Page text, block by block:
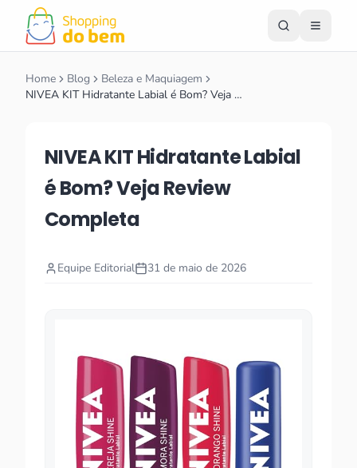
Home Blog
Beleza e Maquiagem
NIVEA KIT Hidratante Labial é Bom? Veja …
NIVEA KIT Hidratante Labial
é Bom? Veja Review
Completa
Equipe Editorial 31 de maio de 2026